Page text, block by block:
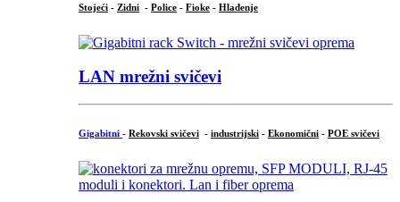
Stojeći - Zidni - Police - Fioke - Hlađenje
LAN mrežni svičevi
Gigabitni - Rekovski svičevi - industrijski - Ekonomični - POE svičevi